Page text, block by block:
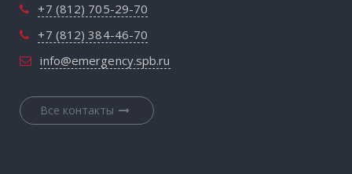
+7 (812) 705-29-70
+7 (812) 384-46-70
info@emergency.spb.ru
Все контакты